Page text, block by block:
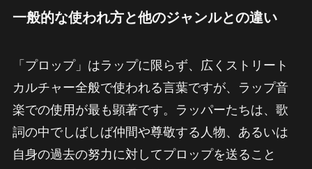
一般的な使われ方と他のジャンルとの違い
「プロップ」はラップに限らず、広くストリート
カルチャー全般で使われる言葉ですが、ラップ音
楽での使用が最も顕著です。ラッパーたちは、歌
詞の中でしばしば仲間や尊敬する人物、あるいは
自身の過去の努力に対してプロップを送ること